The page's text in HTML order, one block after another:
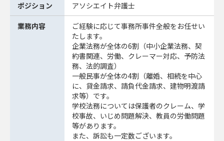
ポジション アソシエイト弁護士
業務内容
ご経験に応じて事務所事件全般をお任せい
たします。
企業法務が全体の6割（中小企業法務、契
約書関連、労働、クレーマー対応、予防法
務、法的調査）
一般民事が全体の4割（離婚、相続を中心
に、貸金請求、請負代金請求、建物明渡請
求等）です。
学校法務については保護者のクレーム、学
校事故、いじめ問題解決、教員の労働問題
等があります。
また、訴訟も一定数ございます。